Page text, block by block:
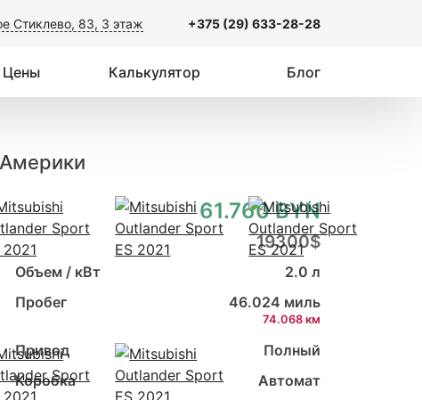
Стиклево, 83, 3 этаж +375 (29) 633-28-28
Цены Калькулятор Блог
61.760 BYN
19300$
Объем / кВт
2.0 л
Пробег
46.024 миль
74.068 км
Привод
Полный
Коробка
Автомат